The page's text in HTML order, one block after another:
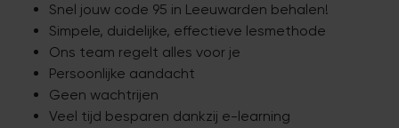
Snel jouw code 95 in Leeuwarden behalen!
Simpele, duidelijke, effectieve lesmethode
Ons team regelt alles voor je
Persoonlijke aandacht
Geen wachtrijen
Veel tijd besparen dankzij e-learning